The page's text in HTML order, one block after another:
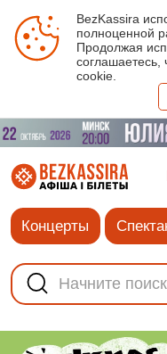
BezKassira
полноценной
Продолжая
cookie.
Концерты